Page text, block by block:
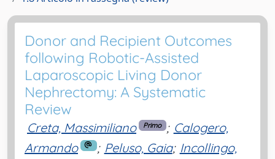
Donor and Recipient Outcomes
following Robotic-Assisted
Laparoscopic Living Donor
Nephrectomy: A Systematic
Review
Creta, Massimiliano Primo ; Calogero,
Armando
; Peluso, Gaia; Incollingo,